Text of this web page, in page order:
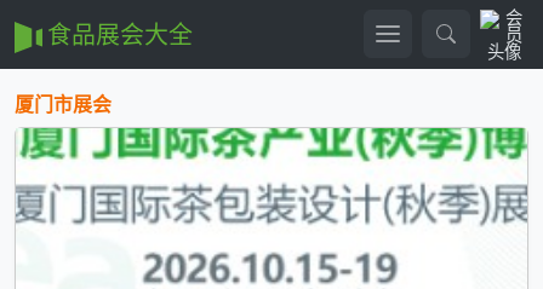
食品展会大全
厦门市展会